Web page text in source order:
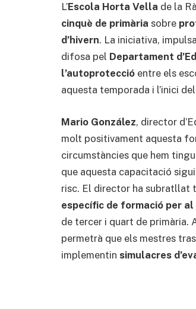
L’Escola Horta Vella de la
cinquè de primària sobre
d’hivern. La iniciativa,
difosa pel Departament
l’autoprotecció entre els
aquesta temporada i l’inici
Mario González, director
molt positivament aquesta
circumstàncies que hem
que aquesta capacitació
risc. El director ha subratllat
específic de formació per
de tercer i quart de primària.
permetrà que els mestres
implementin simulacres